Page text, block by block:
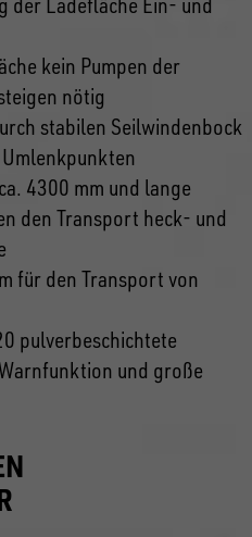
kein Pumpen der
nötig
stabilen Seilwindenbock
4300 mm und lange
den Transport heck- und
für den Transport von
pulverbeschichtete
und große